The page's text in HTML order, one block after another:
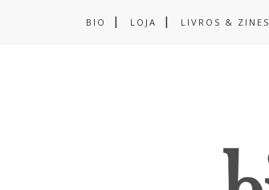
BIO LOJA LIVROS & ZINES